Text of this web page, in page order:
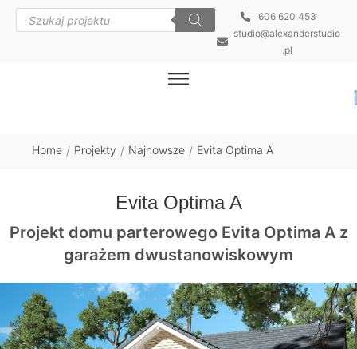
606 620 453
studio@alexanderstudio
.pl
Home / Projekty / Najnowsze / Evita Optima A
Evita Optima A
Projekt domu parterowego Evita Optima A z
garażem dwustanowiskowym